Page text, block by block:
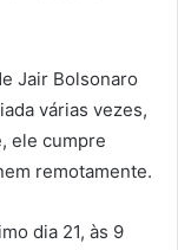
Jair Bolsonaro
várias vezes,
ele cumpre
remotamente.
dia 21, às 9